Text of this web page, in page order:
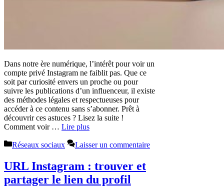
Dans notre ère numérique, l’intérêt pour voir un
compte privé Instagram ne faiblit pas. Que ce
soit par curiosité envers un proche ou pour
suivre les publications d’un influenceur, il existe
des méthodes légales et respectueuses pour
accéder à ce contenu sans s’abonner. Prêt à
découvrir ces astuces ? Lisez la suite !
Comment voir … Lire plus
Catégories
Réseaux sociaux Laisser un commentaire
URL Instagram : trouver et
partager le lien du profil